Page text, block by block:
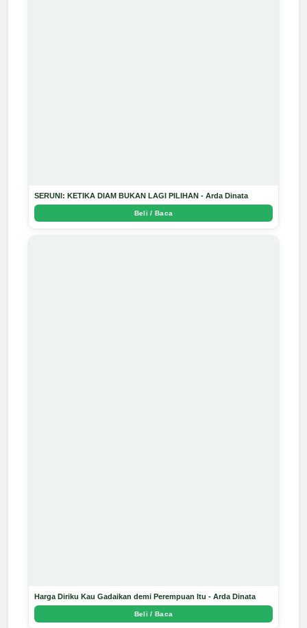
SERUNI: KETIKA DIAM BUKAN LAGI PILIHAN - Arda Dinata
Beli / Baca
Harga Diriku Kau Gadaikan demi Perempuan Itu - Arda Dinata
Beli / Baca